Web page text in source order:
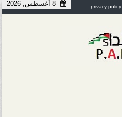
privacy policy 8 أغسطس, 2026